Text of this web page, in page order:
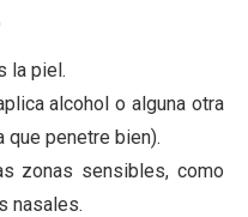
la piel.
alcohol o alguna otra
que penetre bien).
zonas sensibles, como
nasales.